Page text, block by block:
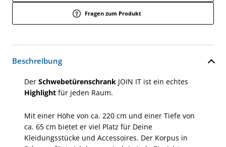
Fragen zum Produkt
Beschreibung
Der Schwebetürenschrank JOIN IT ist ein echtes
Highlight für jeden Raum.
Mit einer Höhe von ca. 220 cm und einer Tiefe von
ca. 65 cm bietet er viel Platz für Deine
Kleidungsstücke und Accessoires. Der Korpus in